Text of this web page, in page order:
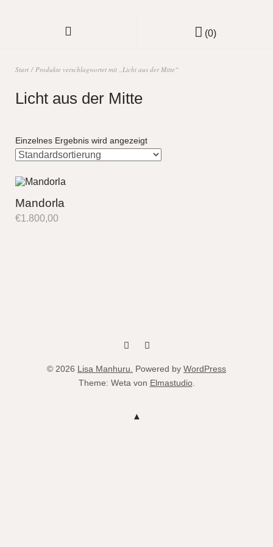
(0)
Start / Produkte verschlagwortet mit „Licht aus der Mitte“
Licht aus der Mitte
Einzelnes Ergebnis wird angezeigt
Mandorla
€1.800,00
fb instag
© 2026 Lisa Manhuru. Powered by WordPress
Theme: Weta von Elmastudio.